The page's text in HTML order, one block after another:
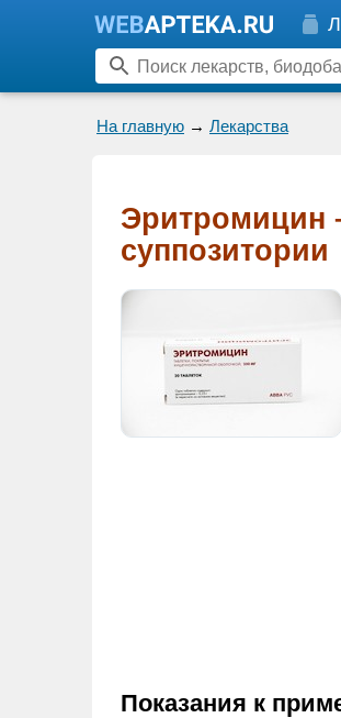
На главную → Лекарства
Эритромицин
суппозитории
Показания к